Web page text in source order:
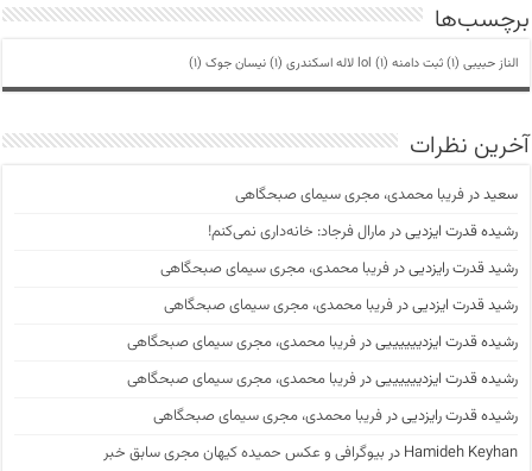
برچسب‌ها
الناز حبیبی (1) ثبت دامنه lol (1) لاله اسکندری (1) نیسان جوک (1)
آخرین نظرات
سعیددرفریبا محمدی، مجری سیمای صبحگاهی
رشیده قدرت ایزدییدرمارال فرجاد: خانه‌داری نمی‌کنم!
رشید قدرت رایزدییدرفریبا محمدی، مجری سیمای صبحگاهی
رشید قدرت ایزدییدرفریبا محمدی، مجری سیمای صبحگاهی
رشیده قدرت ایزدیییییییدرفریبا محمدی، مجری سیمای صبحگاهی
رشیده قدرت ایزدیییییییدرفریبا محمدی، مجری سیمای صبحگاهی
رشیده قدرت رایزدییدرفریبا محمدی، مجری سیمای صبحگاهی
Hamideh Keyhan در بیوگرافی و عکس حمیده کیهان مجری سابق خبر